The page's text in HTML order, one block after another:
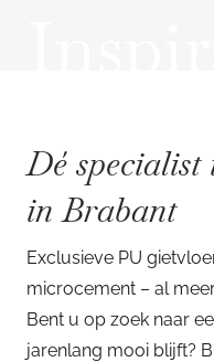
Dé
in Brabant
Exclusieve PU
microcement – al
Bent u op zoek naar
jarenlang mooi blijft?